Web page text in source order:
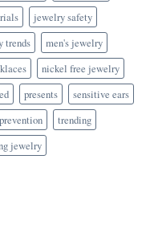
jewelry safety
trends
men's jewelry
nickel free jewelry
presents
sensitive ears
trending
jewelry